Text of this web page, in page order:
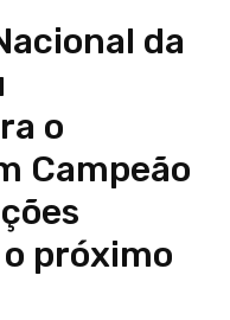
da
o
Campeão
próximo